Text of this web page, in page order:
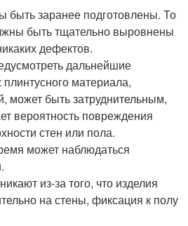
быть заранее подготовлены. То
быть тщательно выровнены
дефектов.
дальнейшие
материала,
может быть затруднительным,
вероятность повреждения
стен или пола.
может наблюдаться
из-за того, что изделия
на стены, фиксация к полу